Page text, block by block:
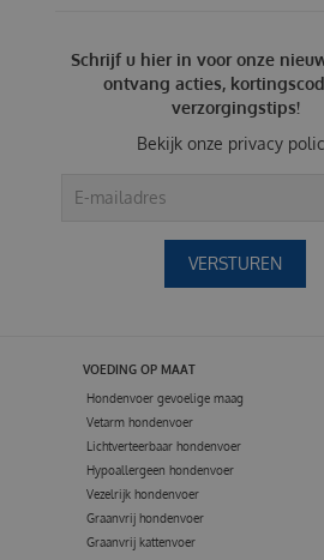
Schrijf u hier in voor onze
ontvang acties,
verzorgingstips!
Bekijk onze privacy
VOEDING OP MAAT
Hondenvoer gevoelige maag
Vetarm hondenvoer
Lichtverteerbaar hondenvoer
Hypoallergeen hondenvoer
Vezelrijk hondenvoer
Graanvrij hondenvoer
Graanvrij kattenvoer